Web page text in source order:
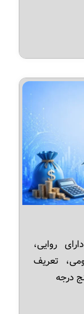
روایی،
تعریف
درجه